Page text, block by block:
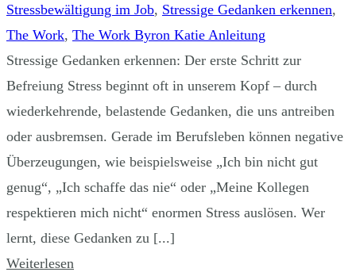
Stressbewältigung im Job, Stressige Gedanken erkennen,
The Work, The Work Byron Katie Anleitung
Stressige Gedanken erkennen: Der erste Schritt zur
Befreiung Stress beginnt oft in unserem Kopf – durch
wiederkehrende, belastende Gedanken, die uns antreiben
oder ausbremsen. Gerade im Berufsleben können negative
Überzeugungen, wie beispielsweise „Ich bin nicht gut
genug“, „Ich schaffe das nie“ oder „Meine Kollegen
respektieren mich nicht“ enormen Stress auslösen. Wer
lernt, diese Gedanken zu [...]
Weiterlesen